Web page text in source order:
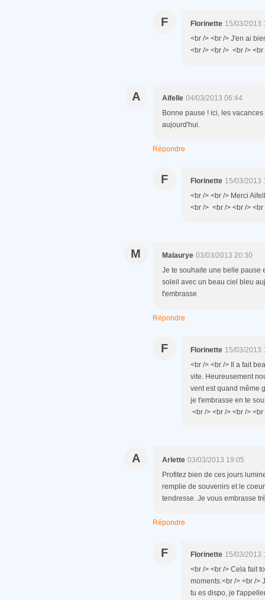
F Florinette 15/03/2013
<br /> <br /> J'en ai
<br /> <br /> <br />
A Aifelle 04/03/2013 06:44
Bonne pause ! ici, les
aujourd'hui.
Répondre
F Florinette 15/03/2013
<br /> <br /> Merci
<br /> <br /> <br /> <br
M Malaurye 03/03/2013 20:30
Je te souhaite une belle pause
soleil avec un beau ciel bleu
t'embrasse
Répondre
F Florinette 15/03/2013
<br /> <br /> Il a fait
vite. Heureusement
vent est quand même
je t'embrasse en te
<br /> <br /> <br /> <br
A Arlette 03/03/2013 19:05
Profitez bien de ces jours
remplie de souvenirs et le
tendresse. Je vous embrasse
Répondre
F Florinette 15/03/2013
<br /> <br /> Cela fait
moments.<br /> <br />
tu es dispo, je